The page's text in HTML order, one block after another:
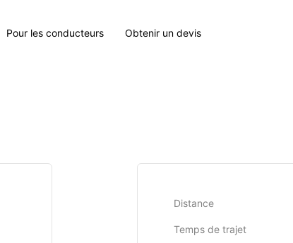
Pour les conducteurs Obtenir un devis
Distance
Temps de trajet